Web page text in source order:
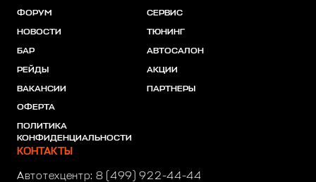
ФОРУМ
НОВОСТИ
БАР
РЕЙДЫ
ВАКАНСИИ
ОФЕРТА
ПОЛИТИКА
КОНФИДЕНЦИАЛЬНОСТИ
СЕРВИС
ТЮНИНГ
АВТОСАЛОН
АКЦИИ
ПАРТНЕРЫ
КОНТАКТЫ
Автотехцентр: 8 (499) 922-44-44